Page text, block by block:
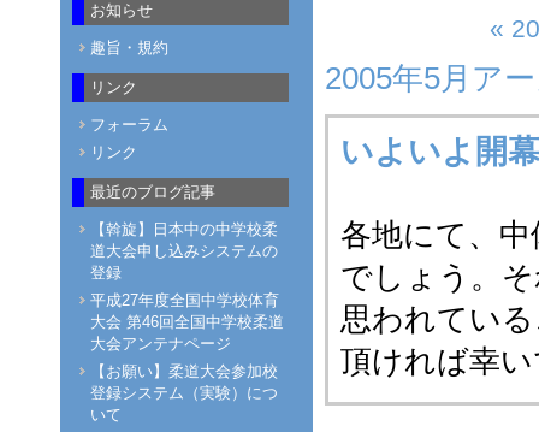
«
2005年5月ア
いよいよ開幕
各地にて、
でしょう。
思われてい
頂ければ幸
お知らせ
趣旨・規約
リンク
フォーラム
リンク
最近のブログ記事
【斡旋】日本中の中学校柔
道大会申し込みシステムの
登録
平成27年度全国中学校体育
大会 第46回全国中学校柔道
大会アンテナページ
【お願い】柔道大会参加校
登録システム（実験）につ
いて